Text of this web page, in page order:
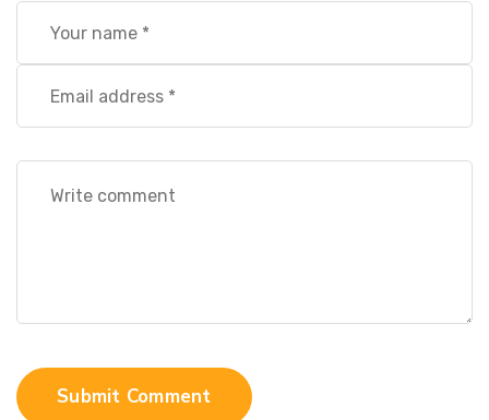
Submit Comment